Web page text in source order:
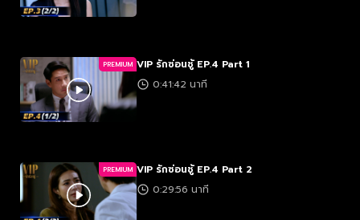
PREMIUM VIP รักซ่อนชู้ EP.4 Part 1
0:41:42 นาที
PREMIUM VIP รักซ่อนชู้ EP.4 Part 2
0:29:56 นาที